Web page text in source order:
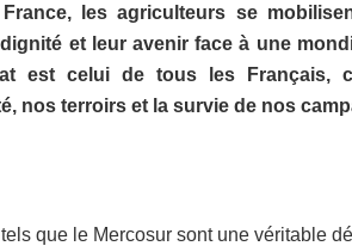
les agriculteurs se
et leur avenir face à une
est celui de tous les Français,
nos terroirs et la survie de nos
que le Mercosur sont une véritable